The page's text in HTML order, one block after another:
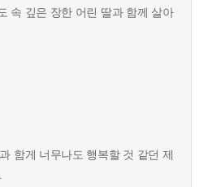
속 깊은 장한 어린 딸과 함께 살아
함게 너무나도 행복할 것 같던 제